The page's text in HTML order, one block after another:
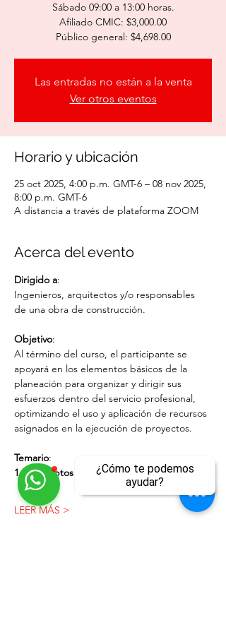
¿Cómo te podemos
ayudar?
Sábado 09:00 a 13:00 horas.
Afiliado CMIC: $3,000.00
Público general: $4,698.00
Las entradas no están a la venta
Ver otros eventos
Horario y ubicación
25 oct 2025, 4:00 p.m. GMT-6 – 08 nov 2025,
8:00 p.m. GMT-6
A distancia a través de plataforma ZOOM
Acerca del evento
Dirigido a:
Ingenieros, arquitectos y/o responsables
de una obra de construcción.
Objetivo:
Al término del curso, el participante se
apoyará en los elementos básicos de la
planeación para organizar y dirigir sus
esfuerzos dentro del servicio profesional,
optimizando el uso y aplicación de recursos
asignados en la ejecución de proyectos.
Temario:
1. Conceptos generales
LEER MÁS >